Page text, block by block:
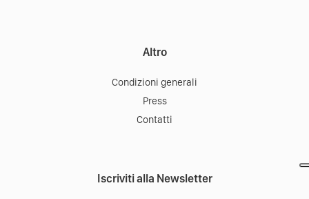
Altro
Condizioni generali
Press
Contatti
Iscriviti alla Newsletter